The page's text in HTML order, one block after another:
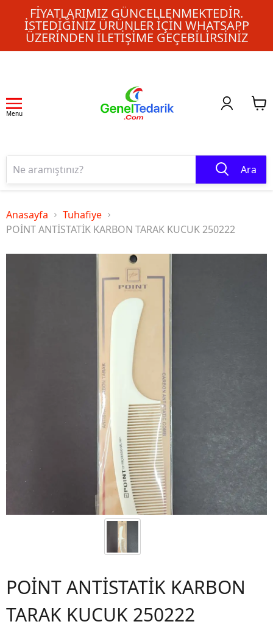
FIYATLARIMIZ GÜNCELLENMEKTEDIR.
İSTEDIĞINIZ ÜRÜNLER IÇIN WHATSAPP
ÜZERINDEN ILETIŞIME GEÇEBILIRSINIZ
Menu
Ara
Anasayfa
Tuhafiye
POİNT ANTİSTATİK KARBON TARAK KUCUK 250222
POİNT ANTİSTATİK KARBON
TARAK KUCUK 250222